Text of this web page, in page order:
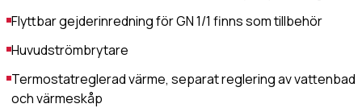
Flyttbar gejderinredning för GN 1/1 finns som tillbehör
Huvudströmbrytare
Termostatreglerad värme, separat reglering av vattenbad
och värmeskåp
(Obligatoriskt)
godkänner
Tekniks